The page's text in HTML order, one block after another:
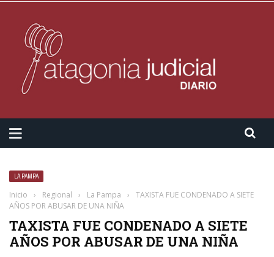
LA PAMPA
Inicio › Regional › La Pampa ›
TAXISTA FUE CONDENADO A SIETE
AÑOS POR ABUSAR DE UNA NIÑA
TAXISTA FUE CONDENADO A SIETE
AÑOS POR ABUSAR DE UNA NIÑA